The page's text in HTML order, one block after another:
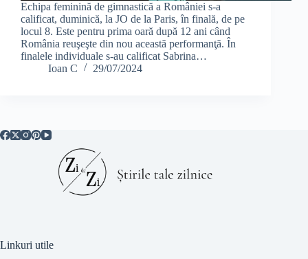
Echipa feminină de gimnastică a României s-a
calificat, duminică, la JO de la Paris, în finală, de pe
locul 8. Este pentru prima oară după 12 ani când
România reuşeşte din nou această performanţă. În
finalele individuale s-au calificat Sabrina…
Ioan C
29/07/2024
Linkuri utile